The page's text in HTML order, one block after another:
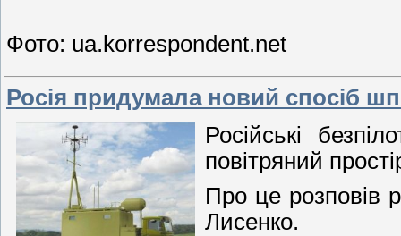
Фото: ua.korrespondent.net
Росія придумала новий спосіб
Російські
повітряний
Про це розповів
Лисенко.